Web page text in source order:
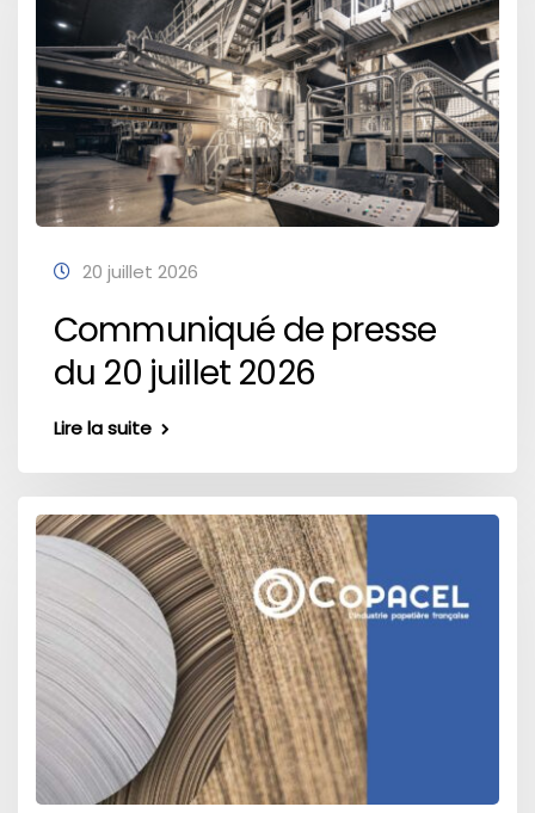
20 juillet 2026
Communiqué de presse
du 20 juillet 2026
Lire la suite